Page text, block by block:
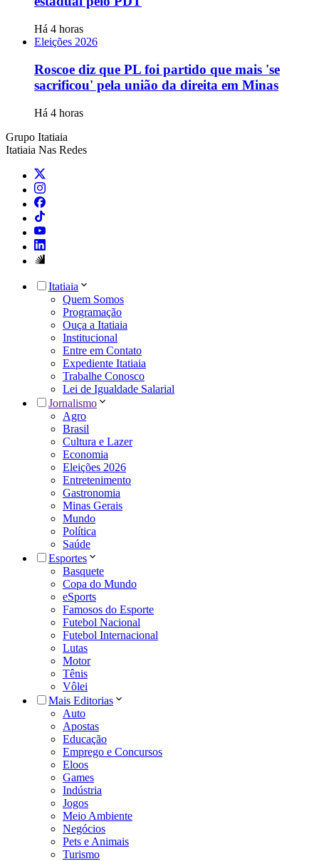
Há 4 horas
Eleições 2026
Roscoe diz que PL foi partido que mais 'se
sacrificou' pela união da direita em Minas
Há 4 horas
Grupo Itatiaia
Itatiaia Nas Redes
Itatiaia
Quem Somos
Programação
Ouça a Itatiaia
Institucional
Entre em Contato
Expediente Itatiaia
Trabalhe Conosco
Lei de Igualdade Salarial
Jornalismo
Agro
Brasil
Cultura e Lazer
Economia
Eleições 2026
Entretenimento
Gastronomia
Minas Gerais
Mundo
Política
Saúde
Esportes
Basquete
Copa do Mundo
eSports
Famosos do Esporte
Futebol Nacional
Futebol Internacional
Lutas
Motor
Tênis
Vôlei
Mais Editorias
Auto
Apostas
Educação
Emprego e Concursos
Eloos
Games
Indústria
Jogos
Meio Ambiente
Negócios
Pets e Animais
Turismo